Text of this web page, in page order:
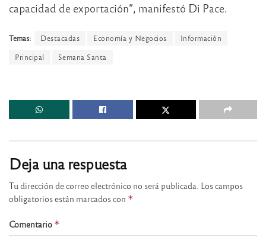
capacidad de exportación”, manifestó Di Pace.
Temas: Destacadas Economía y Negocios
Información
Principal
Semana Santa
Deja una respuesta
Tu dirección de correo electrónico no será publicada. Los campos
obligatorios están marcados con *
Comentario *